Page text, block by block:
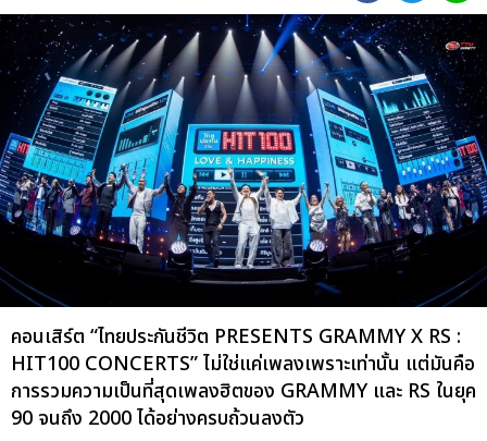
คอนเสิร์ต “ไทยประกันชีวิต PRESENTS GRAMMY X RS :
HIT100 CONCERTS” ไม่ใช่แค่เพลงเพราะเท่านั้น แต่มันคือ
การรวมความเป็นที่สุดเพลงฮิตของ GRAMMY และ RS ในยุค
90 จนถึง 2000 ได้อย่างครบถ้วนลงตัว